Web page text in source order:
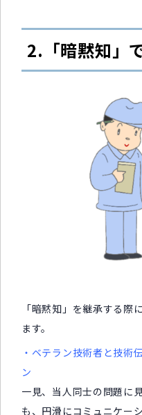
2.「暗黙知」
「暗黙知」を継承する際
ます。
・ベテラン技術者と技術
ン
一見、当人同士の問題に
も、円滑にコミュニケー